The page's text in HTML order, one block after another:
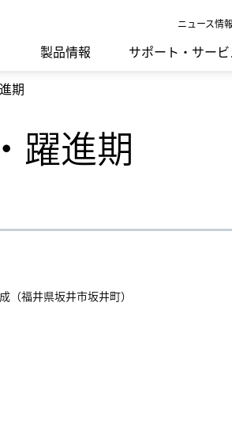
ニュース情
製品情報 サポート・サー
重要課題） SDGsへの取り組み
IRライブラリ
グループネットワーク
期
躍進期
（福井県坂井市坂井町）